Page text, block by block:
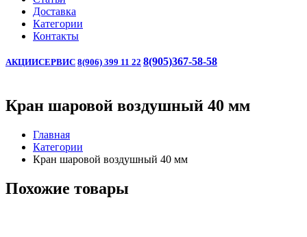
Доставка
Категории
Контакты
АКЦИИСЕРВИС 8(906) 399 11 22 8(905)367-58-58
Кран шаровой воздушный 40 мм
Главная
Категории
Кран шаровой воздушный 40 мм
Похожие товары